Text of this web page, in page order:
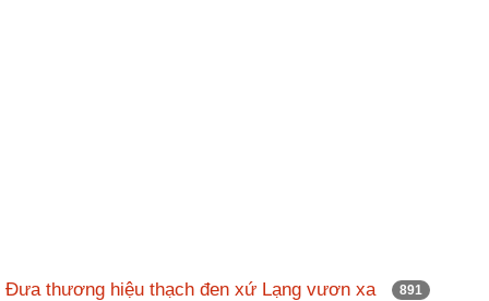
Đưa thương hiệu thạch đen xứ Lạng vươn xa 891